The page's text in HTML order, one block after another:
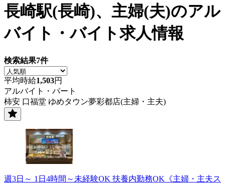
長崎駅(長崎)、主婦(夫)のアル
バイト・バイト求人情報
検索結果7件
平均時給1,503円
アルバイト・パート
柿安 口福堂 ゆめタウン夢彩都店(主婦・主夫)
週3日～ 1日4時間～未経験OK 扶養内勤務OK《主婦・主夫ス